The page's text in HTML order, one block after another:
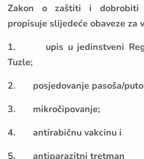
Zakon o zaštiti i dobrobiti
propisuje slijedeće obaveze za
1. upis u jedinstveni
Tuzle;
2. posjedovanje pasoša/
3. mikročipovanje;
4. antirabičnu vakcinu i
5. antiparazitni tretman